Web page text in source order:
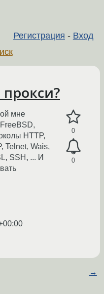
Регистрация - Вход
0
0
мне
HTTP,
Telnet, Wais,
SSH, ... И
→